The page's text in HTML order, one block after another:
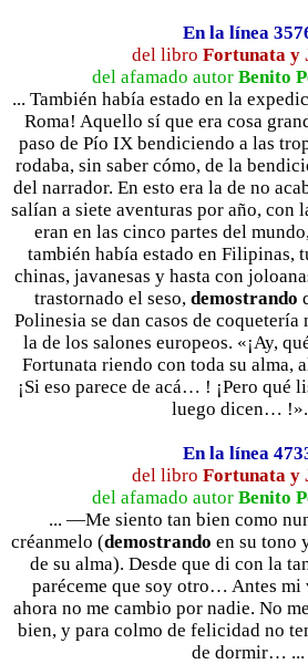
En la línea
del libro Fortunata y
del afamado autor Benito
... También había estado en la
Roma! Aquello sí que era cosa
paso de Pío IX bendiciendo a las
rodaba, sin saber cómo, de la
del narrador. En esto era la de no
salían a siete aventuras por año, con
eran en las cinco partes del
también había estado en Filipinas,
chinas, javanesas y hasta con
trastornado el seso, demostrando
Polinesia se dan casos de coquetería
la de los salones europeos. «¡Ay,
Fortunata riendo con toda su alma,
¡Si eso parece de acá… ! ¡Pero qué
luego dicen… !».
En la línea
del libro Fortunata y
del afamado autor Benito
... —Me siento tan bien como
créanmelo (demostrando en su tono
de su alma). Desde que di con la
paréceme que soy otro… Antes
ahora no me cambio por nadie. No
bien, y para colmo de felicidad no
de dormir… ...